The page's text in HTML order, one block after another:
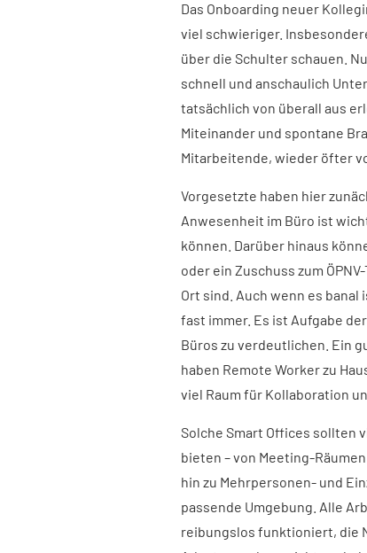
Das Onboarding neuer
viel schwieriger.
über die Schulter schauen.
schnell und anschaulich
tatsächlich von überall aus
Miteinander und spontane
Mitarbeitende, wieder öfter
Vorgesetzte haben hier
Anwesenheit im Büro ist
können. Darüber hinaus
oder ein Zuschuss zum
Ort sind. Auch wenn es banal
fast immer. Es ist Aufgabe
Büros zu verdeutlichen. Ein
haben Remote Worker zu
viel Raum für Kollaboration
Solche Smart Offices sollten
bieten – von Meeting-
hin zu Mehrpersonen- und
passende Umgebung. Alle
reibungslos funktioniert, die